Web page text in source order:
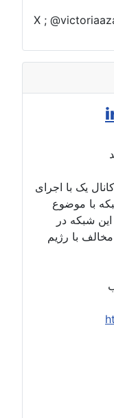
X ;
کانال یک با اجرای
با موضوع
شبکه در
با رژیم